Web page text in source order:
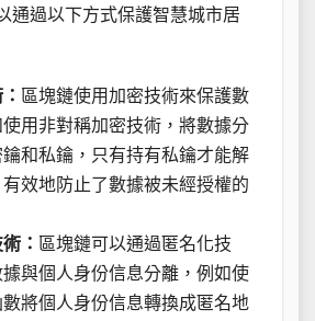
通過以下方式保護智慧城市居
區塊鏈使用加密技術來保護數
用非對稱加密技術，將數據分
和私鑰，只有持有私鑰才能解
效地防止了數據被未經授權的
： 區塊鏈可以通過匿名化技
與個人身份信息分離，例如使
將個人身份信息轉換成匿名地